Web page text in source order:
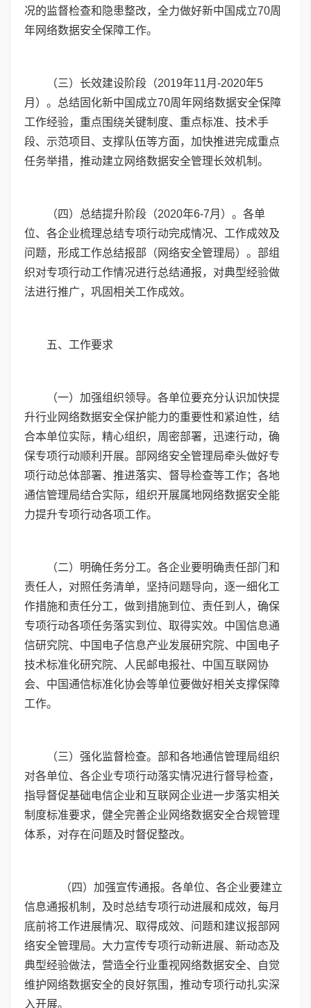
况的监督检查和隐患整改，全力做好新中国成立70周
年网络数据安全保障工作。
（三）长效建设阶段（2019年11月-2020年5
月）。总结固化新中国成立70周年网络数据安全保障
工作经验，重点围绕关键制度、重点标准、技术手
段、示范项目、支撑队伍等方面，加快推进完成重点
任务举措，推动建立网络数据安全管理长效机制。
（四）总结提升阶段（2020年6-7月）。各单
位、各企业梳理总结专项行动完成情况、工作成效及
问题，形成工作总结报部（网络安全管理局）。部组
织对专项行动工作情况进行总结通报，对典型经验做
法进行推广，巩固相关工作成效。
五、工作要求
（一）加强组织领导。各单位要充分认识加快提
升行业网络数据安全保护能力的重要性和紧迫性，结
合本单位实际，精心组织，周密部署，迅速行动，确
保专项行动顺利开展。部网络安全管理局牵头做好专
项行动总体部署、推进落实、督导检查等工作；各地
通信管理局结合实际，组织开展属地网络数据安全能
力提升专项行动各项工作。
（二）明确任务分工。各企业要明确责任部门和
责任人，对照任务清单，坚持问题导向，逐一细化工
作措施和责任分工，做到措施到位、责任到人，确保
专项行动各项任务落实到位、取得实效。中国信息通
信研究院、中国电子信息产业发展研究院、中国电子
技术标准化研究院、人民邮电报社、中国互联网协
会、中国通信标准化协会等单位要做好相关支撑保障
工作。
（三）强化监督检查。部和各地通信管理局组织
对各单位、各企业专项行动落实情况进行督导检查，
指导督促基础电信企业和互联网企业进一步落实相关
制度标准要求，健全完善企业网络数据安全合规管理
体系，对存在问题及时督促整改。
（四）加强宣传通报。各单位、各企业要建立
信息通报机制，及时总结专项行动进展和成效，每月
底前将工作进展情况、取得成效、问题和建议报部网
络安全管理局。大力宣传专项行动新进展、新动态及
典型经验做法，营造全行业重视网络数据安全、自觉
维护网络数据安全的良好氛围，推动专项行动扎实深
入开展。